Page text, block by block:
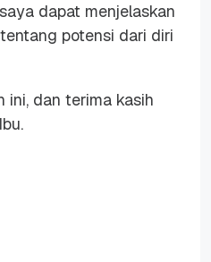
dapat menjelaskan
potensi dari diri
ini, dan terima kasih